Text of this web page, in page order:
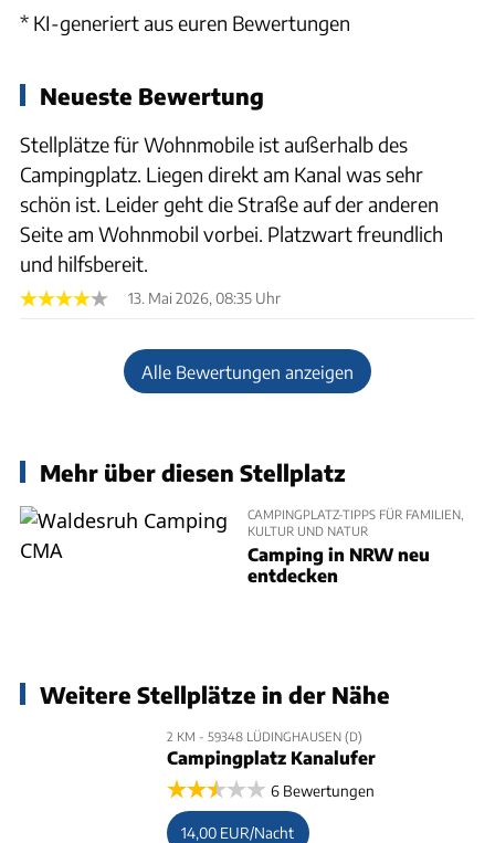
* KI-generiert aus euren Bewertungen
Neueste Bewertung
Stellplätze für Wohnmobile ist außerhalb des
Campingplatz. Liegen direkt am Kanal was sehr
schön ist. Leider geht die Straße auf der anderen
Seite am Wohnmobil vorbei. Platzwart freundlich
und hilfsbereit.
13. Mai 2026, 08:35 Uhr
Alle Bewertungen anzeigen
Mehr über diesen Stellplatz
CAMPINGPLATZ-TIPPS FÜR FAMILIEN,
KULTUR UND NATUR
Camping in NRW neu
entdecken
Weitere Stellplätze in der Nähe
2 KM - 59348 LÜDINGHAUSEN (D)
Campingplatz Kanalufer
6 Bewertungen
14,00 EUR/Nacht